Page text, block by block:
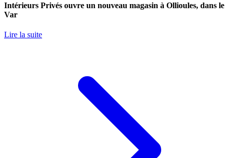
Intérieurs Privés ouvre un nouveau magasin à Ollioules, dans le
Var
Lire la suite